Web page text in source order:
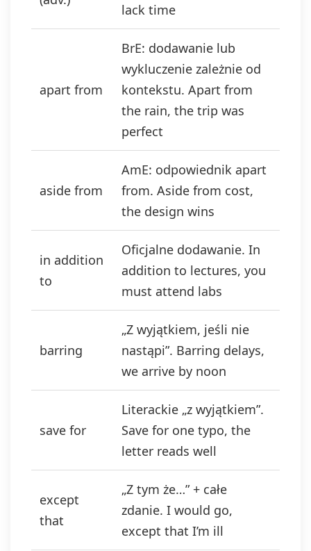
lack time
apart from
BrE: dodawanie lub
wykluczenie zależnie od
kontekstu. Apart from
the rain, the trip was
perfect
aside from
AmE: odpowiednik apart
from. Aside from cost,
the design wins
in addition
to
Oficjalne dodawanie. In
addition to lectures, you
must attend labs
barring
„Z wyjątkiem, jeśli nie
nastąpi”. Barring delays,
we arrive by noon
save for
Literackie „z wyjątkiem”.
Save for one typo, the
letter reads well
except
that
„Z tym że…” + całe
zdanie. I would go,
except that I’m ill